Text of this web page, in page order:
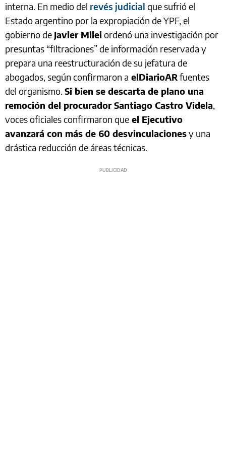
interna. En medio del revés judicial que sufrió el
Estado argentino por la expropiación de YPF, el
gobierno de Javier Mileiordenó una investigación por
presuntas “filtraciones” de información reservada y
prepara una reestructuración de su jefatura de
abogados, según confirmaron a elDiarioARfuentes
del organismo. Si bien se descarta de plano una
remoción del procurador Santiago Castro Videla,
voces oficiales confirmaron que el Ejecutivo
avanzará con más de 60 desvinculacionesy una
drástica reducción de áreas técnicas.